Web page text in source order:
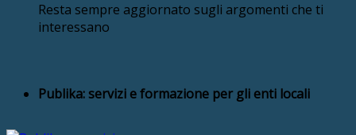
Resta sempre aggiornato sugli argomenti che ti
interessano
Publika: servizi e formazione per gli enti locali